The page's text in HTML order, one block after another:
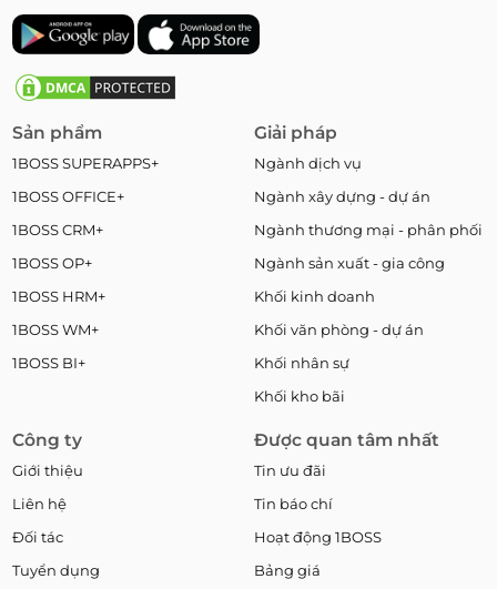
Sản phẩm
1BOSS SUPERAPPS+
1BOSS OFFICE+
1BOSS CRM+
1BOSS OP+
1BOSS HRM+
1BOSS WM+
1BOSS BI+
Giải pháp
Ngành dịch vụ
Ngành xây dựng - dự án
Ngành thương mại - phân phối
Ngành sản xuất - gia công
Khối kinh doanh
Khối văn phòng - dự án
Khối nhân sự
Khối kho bãi
Công ty
Giới thiệu
Liên hệ
Đối tác
Tuyển dụng
Được quan tâm nhất
Tin ưu đãi
Tin báo chí
Hoạt động 1BOSS
Bảng giá